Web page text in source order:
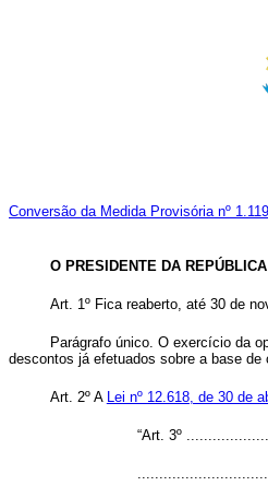
Conversão da Medida Provisória nº
O PRESIDENTE DA REPÚBLICA
Art. 1º Fica reaberto, até 30 de
Parágrafo único. O exercício da
descontos já efetuados sobre a base
Art. 2º A Lei nº 12.618, de 30 de
“Art. 3º